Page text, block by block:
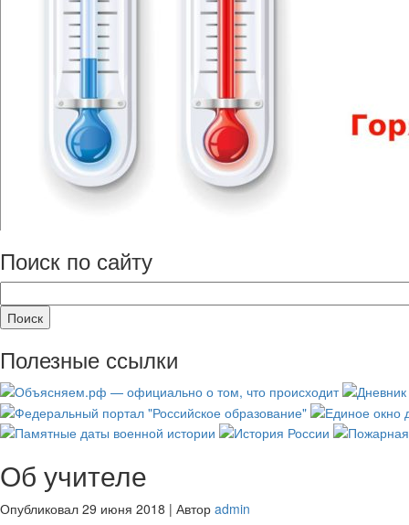
Поиск по сайту
Полезные ссылки
Об учителе
Опубликовал 29 июня 2018 | Автор admin